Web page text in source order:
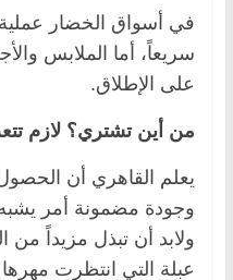
في أسواق الخضار
سريعاً، أما الملابس
على الإطلاق.
من أين تشتري؟ لازم
يعلم القاهري أن
وجودة مضمونة أمر
ولابد أن تبذل مزيداً من